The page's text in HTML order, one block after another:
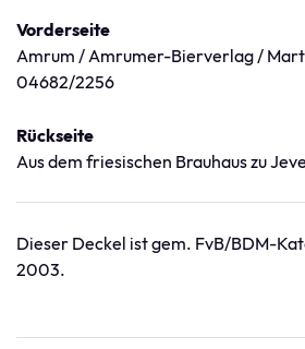
Vorderseite
Amrum / Amrumer-Bierverlag /
04682/2256
Rückseite
Aus dem friesischen Brauhaus zu
Dieser Deckel ist gem. FvB/BDM-
2003.